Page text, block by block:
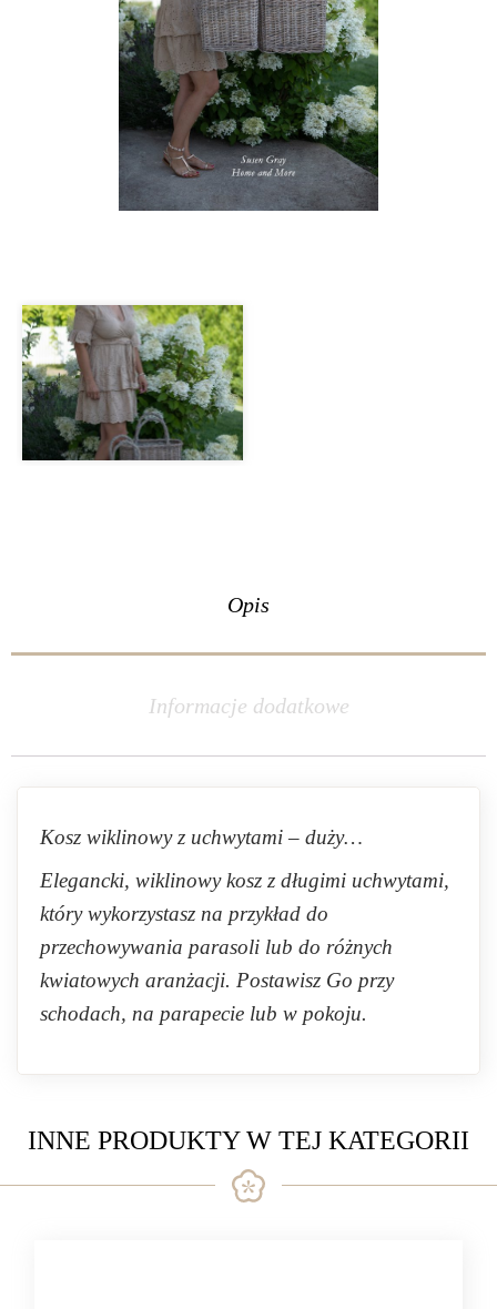
Opis
Informacje dodatkowe
Kosz wiklinowy z uchwytami – duży…
Elegancki, wiklinowy kosz z długimi uchwytami,
który wykorzystasz na przykład do
przechowywania parasoli lub do różnych
kwiatowych aranżacji. Postawisz Go przy
schodach, na parapecie lub w pokoju.
INNE PRODUKTY W TEJ KATEGORII